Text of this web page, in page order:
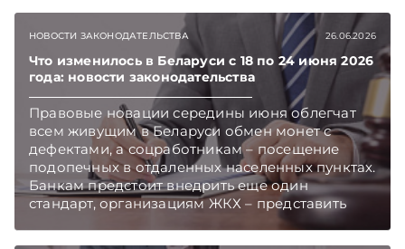
окончивших 3 или 2 курса вуза, и дают шанс
более оперативно восполнять кадровый
дефицит. Подписывайтесь на Telegram‑канал и
Viber. Главное об экономике Беларуси —
раньше, чем в новостях TelegramViber
НОВОСТИ ЗАКОНОДАТЕЛЬСТВА 26.06.2026
Что изменилось в Беларуси с 18 по 24 июня 2026
года: новости законодательства
Правовые новации середины июня облегчат
всем живущим в Беларуси обмен монет с
дефектами, а соцработникам – посещение
подопечных в отдаленных населенных пунктах.
Банкам предстоит внедрить еще один
стандарт, организациям ЖКХ – представить
дополнительные отчеты, а предприятиям,